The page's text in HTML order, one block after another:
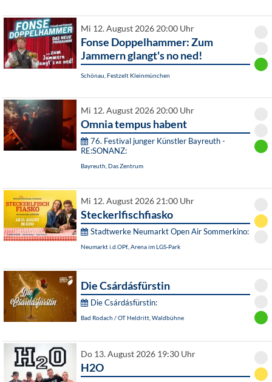
Mi 12. August 2026 20:00 Uhr
Fonse Doppelhammer: Zum
Jammern glangt's no ned!
Schönau, Festzelt Kleinmünchen
Mi 12. August 2026 20:00 Uhr
Omnia tempus habent
76. Festival junger Künstler Bayreuth -
RE:SONANZ:
Bayreuth, Das Zentrum
Mi 12. August 2026 21:00 Uhr
Steckerlfischfiasko
Stadtwerke Neumarkt Open Air Sommerkino:
Neumarkt i.d.OPf., Arena im LGS-Park
Die Csárdásfürstin
Die Csárdásfürstin:
Bad Rodach / OT Heldritt, Waldbühne
Do 13. August 2026 19:30 Uhr
H2O